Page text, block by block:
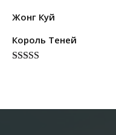
Жонг Куй
Король Теней